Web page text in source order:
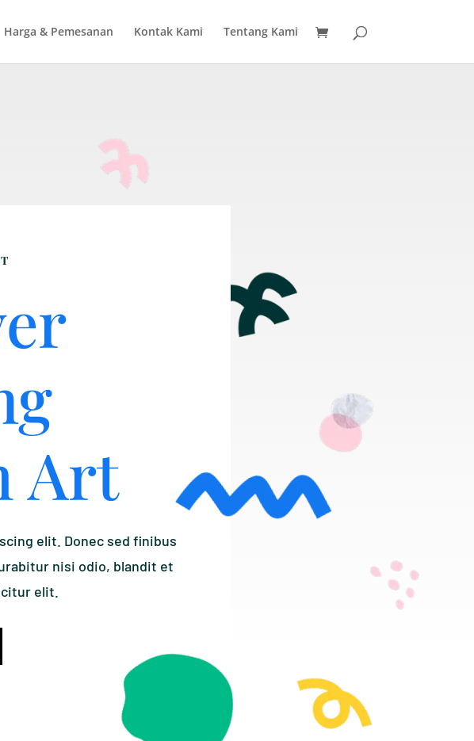
Harga & Pemesanan Kontak Kami Tentang Kami
Art
elit. Donec sed finibus
nisi odio, blandit et
elit.